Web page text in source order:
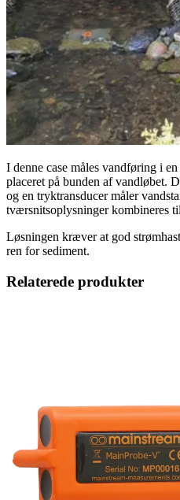
I denne case måles vandføring i
placeret på bunden af vandløbet.
og en tryktransducer måler
tværsnitsoplysninger kombineres
Løsningen kræver at god
ren for sediment.
Relaterede produkter